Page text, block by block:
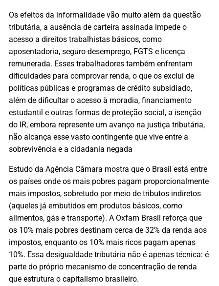
Os efeitos da informalidade vão muito além da questão
tributária, a ausência de carteira assinada impede o
acesso a direitos trabalhistas básicos, como
aposentadoria, seguro-desemprego, FGTS e licença
remunerada. Esses trabalhadores também enfrentam
dificuldades para comprovar renda, o que os exclui de
políticas públicas e programas de crédito subsidiado,
além de dificultar o acesso à moradia, financiamento
estudantil e outras formas de proteção social, a isenção
do IR, embora represente um avanço na justiça tributária,
não alcança esse vasto contingente que vive entre a
sobrevivência e a cidadania negada
Estudo da Agência Câmara mostra que o Brasil está entre
os países onde os mais pobres pagam proporcionalmente
mais impostos, sobretudo por meio de tributos indiretos
(aqueles já embutidos em produtos básicos, como
alimentos, gás e transporte). A Oxfam Brasil reforça que
os 10% mais pobres destinam cerca de 32% da renda aos
impostos, enquanto os 10% mais ricos pagam apenas
10%. Essa desigualdade tributária não é apenas técnica: é
parte do próprio mecanismo de concentração de renda
que estrutura o capitalismo brasileiro.